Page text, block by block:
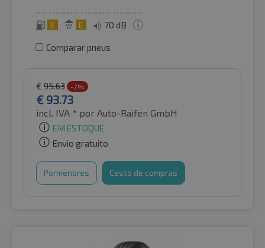
E E 70 dB
Comparar pneus
€ 95.63 -2%
€ 93.73
incl. IVA * por Auto-Raifen GmbH
EM ESTOQUE
Envio gratuito
Pormenores Cesto de compras